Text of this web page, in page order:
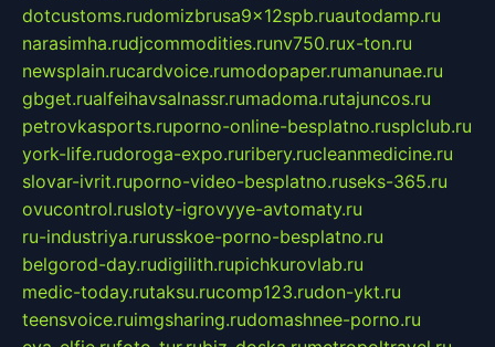
dotcustoms.rudomizbrusa9x12spb.ruautodamp.ru
narasimha.rudjcommodities.runv750.rux-ton.ru
newsplain.rucardvoice.rumodopaper.rumanunae.ru
gbget.rualfeihavsalnassr.rumadoma.rutajuncos.ru
petrovkasports.ruporno-online-besplatno.rusplclub.ru
york-life.rudoroga-expo.ruribery.rucleanmedicine.ru
slovar-ivrit.ruporno-video-besplatno.ruseks-365.ru
ovucontrol.rusloty-igrovyye-avtomaty.ru
ru-industriya.rurusskoe-porno-besplatno.ru
belgorod-day.rudigilith.rupichkurovlab.ru
medic-today.rutaksu.rucomp123.rudon-ykt.ru
teensvoice.ruimgsharing.rudomashnee-porno.ru